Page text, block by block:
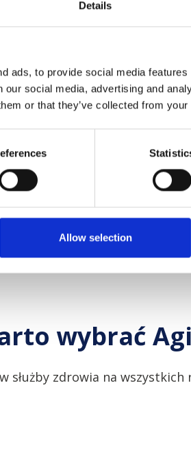
Details
ads, to provide social media
our social media, advertising and
or that they’ve collected from
Allow selection
wybrać
służby zdrowia na